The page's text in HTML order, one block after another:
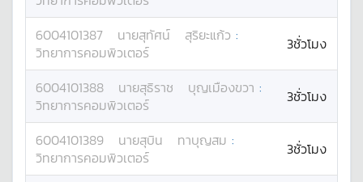
6004101387 นายสุทัศน์ สุริยะแก้ว :
วิทยาการคอมพิวเตอร์
3ชั่วโมง
6004101388 นายสุธิราช บุญเมืองขวา :
วิทยาการคอมพิวเตอร์
3ชั่วโมง
6004101389 นายสุบิน ทาบุญสม :
วิทยาการคอมพิวเตอร์
3ชั่วโมง